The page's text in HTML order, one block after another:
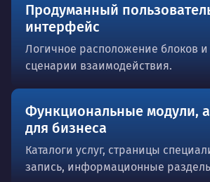
Продуманный
интерфейс
Логичное расположение блоков
сценарии взаимодействия.
Функциональные модули,
для бизнеса
Каталоги услуг, страницы
запись, информационные